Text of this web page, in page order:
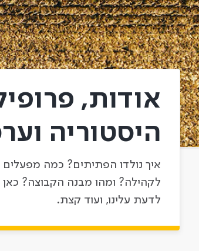
אודות,
היסטוריה
איך נולדו הפתיתים? כמה מפעלים
לקהילה? ומהו מבנה הקבוצה?
לדעת עלינו, ועוד קצת.